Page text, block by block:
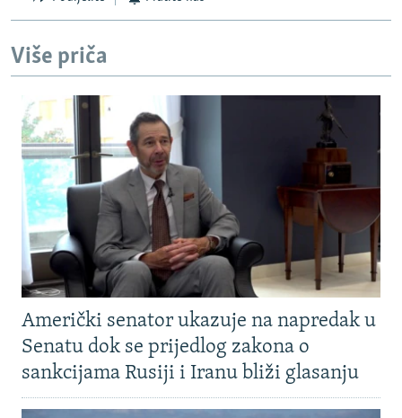
Više priča
Američki senator ukazuje na napredak u
Senatu dok se prijedlog zakona o
sankcijama Rusiji i Iranu bliži glasanju